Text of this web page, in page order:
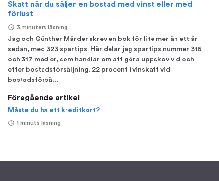
Skatt när du säljer en bostad med vinst eller med
förlust
3 minuters läsning
Jag och Günther Mårder skrev en bok för lite mer än ett år
sedan, med 323 spartips. Här delar jag spartips nummer 316
och 317 med er, som handlar om att göra uppskov vid och
efter bostadsförsäljning. 22 procent i vinskatt vid
bostadsförsä...
Föregående artikel
Måste du ha ett kreditkort?
1 minuts läsning